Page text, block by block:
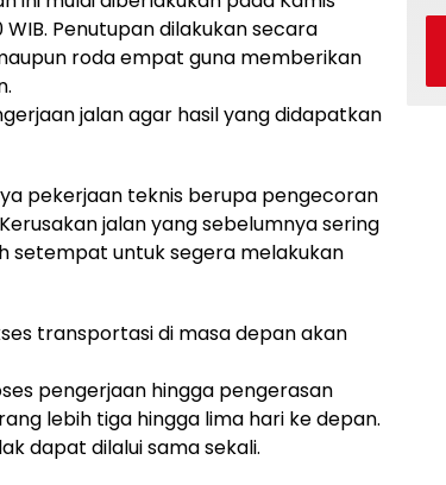
Penutupan dilakukan secara
roda empat guna memberikan
jalan agar hasil yang didapatkan
pekerjaan teknis berupa pengecoran
jalan yang sebelumnya sering
setempat untuk segera melakukan
transportasi di masa depan akan
pengerjaan hingga pengerasan
lebih tiga hingga lima hari ke depan.
dapat dilalui sama sekali.